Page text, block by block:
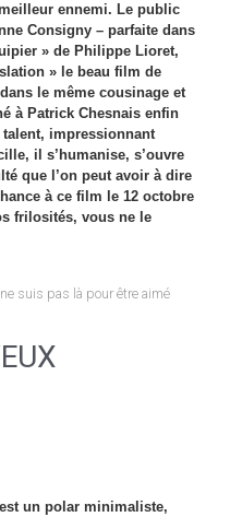
ennemi. Le public
Consigny – parfaite dans
» de Philippe Lioret,
» le beau film de
le même cousinage et
à Patrick Chesnais enfin
impressionnant
il s’humanise, s’ouvre
que l’on peut avoir à dire
à ce film le 12 octobre
frilosités, vous ne le
suis pas là pour être aimé
est un polar minimaliste,